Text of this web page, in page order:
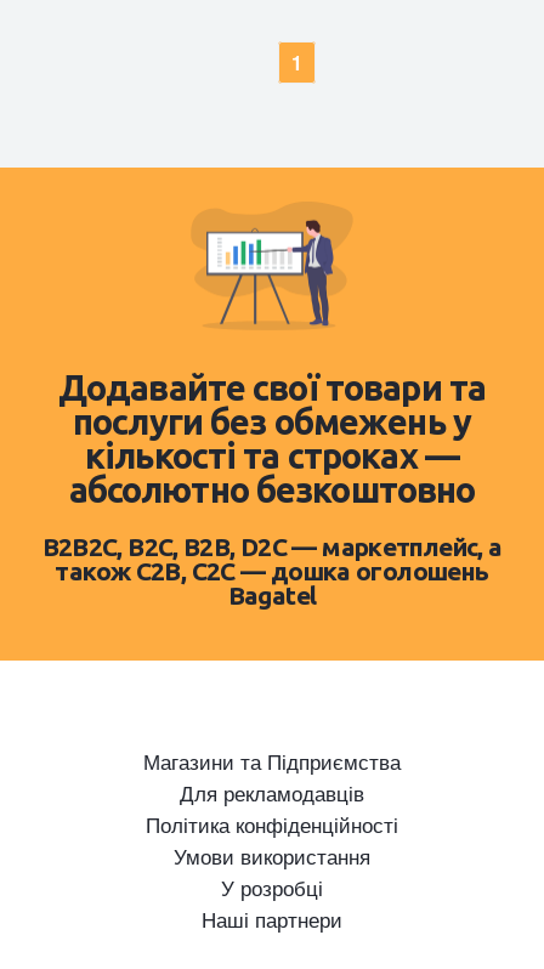
1
Додавайте свої товари та
послуги без обмежень у
кількості та строках —
абсолютно безкоштовно
B2B2C, B2C, B2B, D2C — маркетплейс, а
також C2B, C2C — дошка оголошень
Bagatel
Магазини та Підприємства
Для рекламодавців
Політика конфіденційності
Умови використання
У розробці
Наші партнери